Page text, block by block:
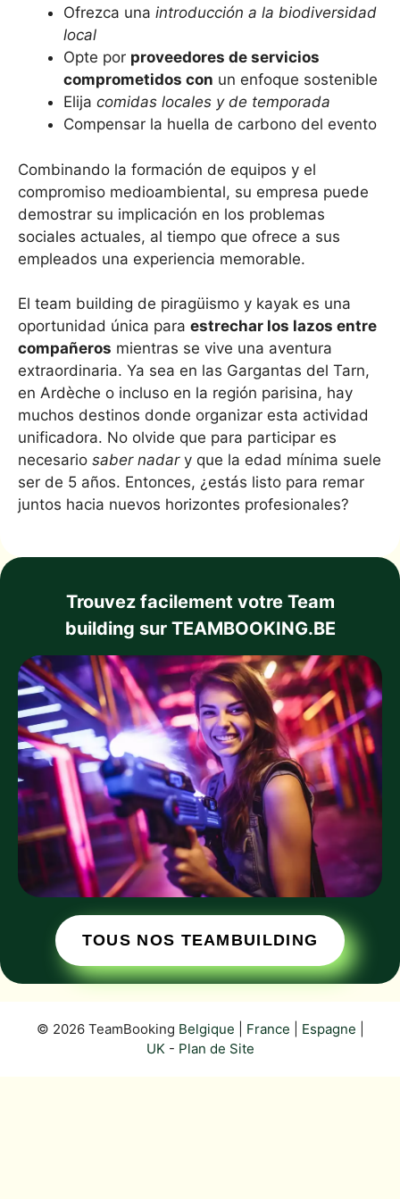
Ofrezca una introducción a la biodiversidad
local
Opte por proveedores de servicios
comprometidos con un enfoque sostenible
Elija comidas locales y de temporada
Compensar la huella de carbono del evento
Combinando la formación de equipos y el
compromiso medioambiental, su empresa puede
demostrar su implicación en los problemas
sociales actuales, al tiempo que ofrece a sus
empleados una experiencia memorable.
El team building de piragüismo y kayak es una
oportunidad única para estrechar los lazos entre
compañeros mientras se vive una aventura
extraordinaria. Ya sea en las Gargantas del Tarn,
en Ardèche o incluso en la región parisina, hay
muchos destinos donde organizar esta actividad
unificadora. No olvide que para participar es
necesario saber nadary que la edad mínima suele
ser de 5 años. Entonces, ¿estás listo para remar
juntos hacia nuevos horizontes profesionales?
Trouvez facilement votre Team
building sur TEAMBOOKING.BE
TOUS NOS TEAMBUILDING
© 2026 TeamBooking Belgique France Espagne
UK- Plan de Site